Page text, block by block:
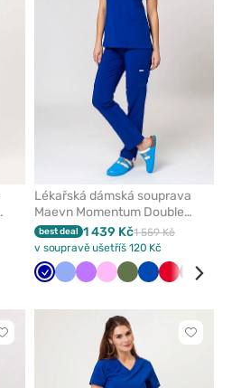
Lékařská dámská souprava
Maevn Momentum Double
tmavě modrá
best deal 1 439 Kč1 559 Kč
v soupravě ušetříš 120 Kč
TmavěKlasickyFialováRůžováOlivkováKrálovsky
Červená
Kliknutím